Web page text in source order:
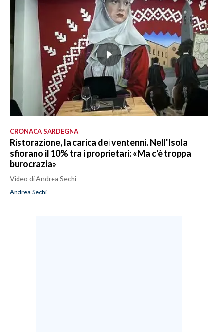
CRONACA SARDEGNA
Ristorazione, la carica dei ventenni. Nell'Isola
sfiorano il 10% tra i proprietari: «Ma c'è troppa
burocrazia»
Video di Andrea Sechi
Andrea Sechi